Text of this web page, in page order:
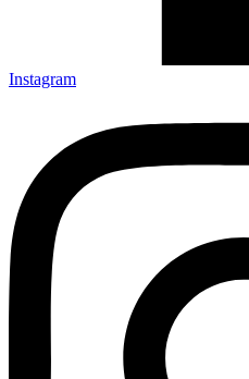
Instagram